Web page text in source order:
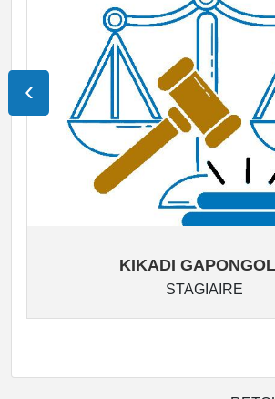
KIKADI
STAGIAIRE
‹